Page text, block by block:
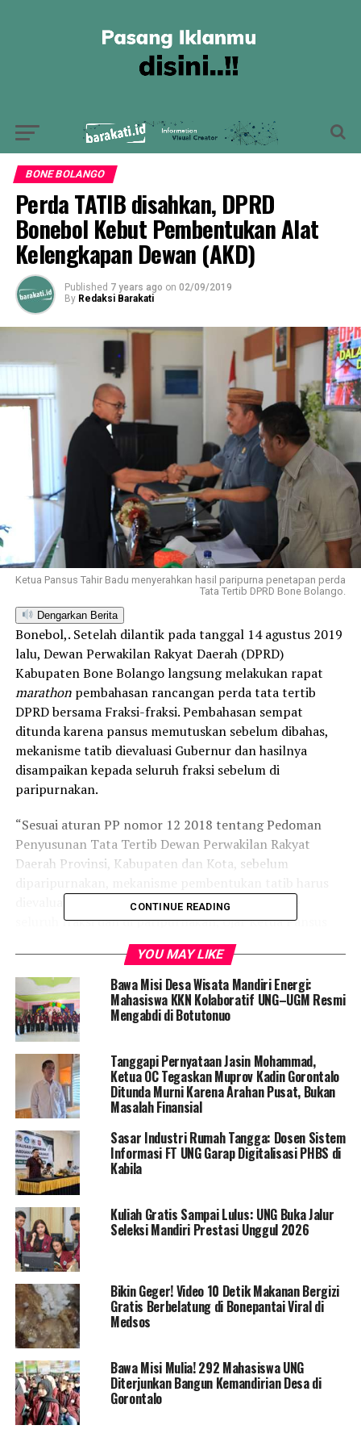
BONE BOLANGO
Perda TATIB disahkan, DPRD
Bonebol Kebut Pembentukan Alat
Kelengkapan Dewan (AKD)
Published 7 years ago on 02/09/2019
By Redaksi Barakati
Ketua Pansus Tahir Badu menyerahkan hasil paripurna penetapan perda
Tata Tertib DPRD Bone Bolango.
Dengarkan Berita
Bonebol,. Setelah dilantik pada tanggal 14 agustus 2019
lalu, Dewan Perwakilan Rakyat Daerah (DPRD)
Kabupaten Bone Bolango langsung melakukan rapat
marathonpembahasan rancangan perda tata tertib
DPRD bersama Fraksi-fraksi. Pembahasan sempat
ditunda karena pansus memutuskan sebelum dibahas,
mekanisme tatib dievaluasi Gubernur dan hasilnya
disampaikan kepada seluruh fraksi sebelum di
paripurnakan.
“Sesuai aturan PP nomor 12 2018 tentang Pedoman
Penyusunan Tata Tertib Dewan Perwakilan Rakyat
Daerah Provinsi, Kabupaten dan Kota, sebelum
dievaluasi oleh gubernur kemudian dilaporkan ke
seluruh fraksi dan di paripurnakan, Ujar Ketua Pansus
Tahir Badu yang juga ketua DPC Gerindra Bone Bolango
juga mengatakan, setelah berproses sekitar lima hari
dan tanpa catatan dari gubernur, rancangan tata tertib
DPRD Kabupaten ini kemudian dibahas bersama fraksi
kemudian disahkan.
“Hari ini, 2 september 2019 Pansus sudah mengesahkan
Peraturan Daerah tentang Tata Tertib DPRD yang
nantinya akan menjadi payung hukum dalam
menjalankan tugas dan fungsi DPRD sesuai aturan yang
berlaku” tambah Tahir.
usai penetapan Perda Tatib, DPRD akan fokus pada
pembentukan Alat Kelengkapan Dewan (AKD).
“Kita sekarang fokus pada pembentukan AKD, sebab
perda tatib yang menjadi payung kita bertugas di DPRD
sudah disahkan. Sebab selama perda Tatib belum
berlaku, maka fungsi pimpinan DPRD hanya ada empat
fungsi, yakni memimpin rapat, memfasilitasi
pembentukan tata tertib, pembentukan AKD, dan
mendefinitipkan pimpinan sementara. Terang Tahir
Badu yang juga ketua DPC Gerindra Kabupaten Bone
Bolango ini.
CONTINUE READING
YOU MAY LIKE
Bawa Misi Desa Wisata Mandiri Energi:
Mahasiswa KKN Kolaboratif UNG–UGM Resmi
Mengabdi di Botutonuo
Tanggapi Pernyataan Jasin Mohammad,
Ketua OC Tegaskan Muprov Kadin Gorontalo
Ditunda Murni Karena Arahan Pusat, Bukan
Masalah Finansial
Sasar Industri Rumah Tangga: Dosen Sistem
Informasi FT UNG Garap Digitalisasi PHBS di
Kabila
Kuliah Gratis Sampai Lulus: UNG Buka Jalur
Seleksi Mandiri Prestasi Unggul 2026
Bikin Geger! Video 10 Detik Makanan Bergizi
Gratis Berbelatung di Bonepantai Viral di
Medsos
Bawa Misi Mulia! 292 Mahasiswa UNG
Diterjunkan Bangun Kemandirian Desa di
Gorontalo